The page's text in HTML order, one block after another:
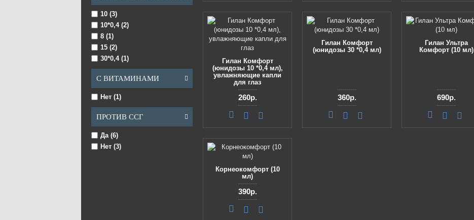
10 (3)
10*0,4 (2)
8 (1)
15 (2)
30*0,4 (1)
С ВИТАМИНАМИ
Нет (1)
ПРОТИВ ССГ
Да (6)
Нет (3)
Гилан Комфорт
(юнидозы 10 *0,4 мл),
увлажняющие капли
для глаз
260р.
Гилан Комфорт
(юнидозы 30 *0,4 мл)
360р.
Гилан Ультра
Комфорт (10 мл)
690р.
Корнеокомфорт (10
мл)
390р.